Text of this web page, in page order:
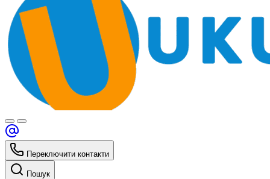
Переключити контакти
Пошук